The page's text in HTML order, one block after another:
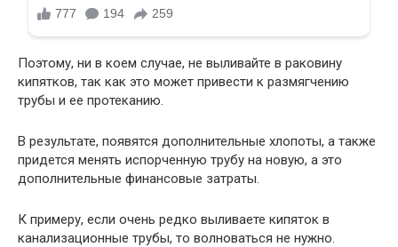
Поэтому, ни в коем случае, не выливайте в раковину
кипятков, так как это может привести к размягчению
трубы и ее протеканию.
В результате, появятся дополнительные хлопоты, а также
придется менять испорченную трубу на новую, а это
дополнительные финансовые затраты.
К примеру, если очень редко выливаете кипяток в
канализационные трубы, то волноваться не нужно.